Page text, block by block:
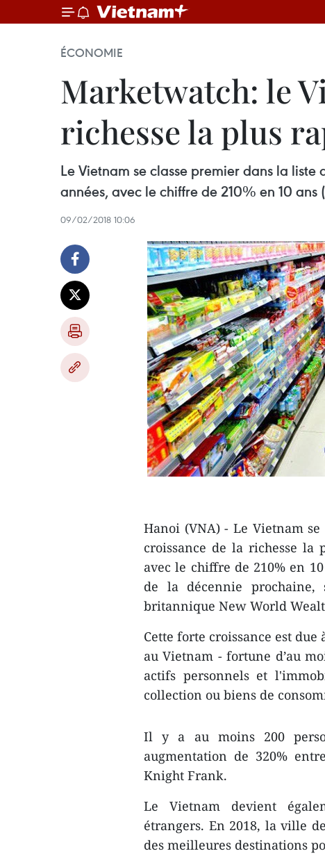
ÉCONOMIE
Marketwatch: le
richesse la plus
Le Vietnam se classe premier dans la
années, avec le chiffre de 210% en 10 ans
09/02/2018 10:06
Hanoi (VNA) - Le Vietnam
croissance de la richesse la
avec le chiffre de 210% en
de la décennie
britannique New World
Cette forte croissance est
au Vietnam - fortune d’au
actifs personnels et
collection ou biens de
Il y a au moins 200
augmentation de 320%
Knight Frank.
Le Vietnam devient
étrangers. En 2018, la ville
des meilleures destinations